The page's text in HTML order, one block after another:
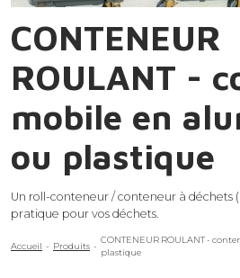
CONTENEUR
ROULANT -
mobile en
ou plastique
Un roll-conteneur / conteneur à déchets
pratique pour vos déchets.
Fil
Accueil Produits
CONTENEUR ROULANT -
plastique